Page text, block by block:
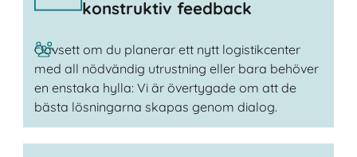
konstruktiv feedback
Oavsett om du planerar ett nytt logistikcenter
med all nödvändig utrustning eller bara behöver
en enstaka hylla: Vi är övertygade om att de
bästa lösningarna skapas genom dialog.